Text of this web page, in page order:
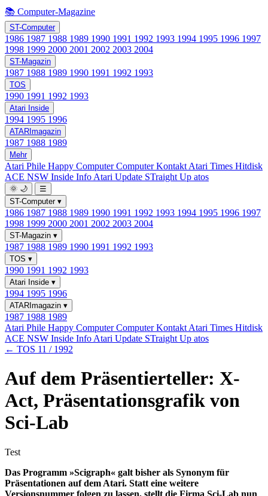
📚 Computer-Magazine
ST-Computer
1986 1987 1988 1989 1990 1991 1992 1993 1994 1995 1996 1997
1998 1999 2000 2001 2002 2003 2004
ST-Magazin
1987 1988 1989 1990 1991 1992 1993
TOS
1990 1991 1992 1993
Atari Inside
1994 1995 1996
ATARImagazin
1987 1988 1989
Mehr
Atari Phile Happy ComputerComputer Kontakt Atari Times Hitdisk
ACE NSW Inside Info Atari Update STraight Up atos
🌞 🌙
☰
ST-Computer ▾
1986 1987 1988 1989 1990 1991 1992 1993 1994 1995 1996 1997
1998 1999 2000 2001 2002 2003 2004
ST-Magazin ▾
1987 1988 1989 1990 1991 1992 1993
TOS ▾
1990 1991 1992 1993
Atari Inside ▾
1994 1995 1996
ATARImagazin ▾
1987 1988 1989
Atari Phile Happy ComputerComputer Kontakt Atari Times Hitdisk
ACE NSW Inside Info Atari Update STraight Up atos
← TOS 11 / 1992
Auf dem Präsentierteller: X-
Act, Präsentationsgrafik von
Sci-Lab
Test
Das Programm »Scigraph« galt bisher als Synonym für
Präsentationen auf dem Atari. Statt eine weitere
Versionsnummer folgen zu lassen, stellt die Firma Sci-Lab nun